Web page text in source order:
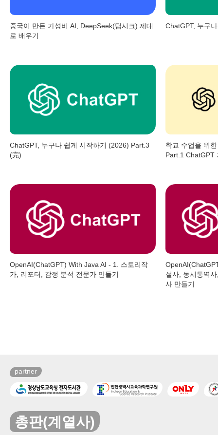
중국이 만든 가성비 AI, DeepSeek(딥시크) 제대
로 배우기
ChatGPT, 누구
ChatGPT, 누구나 쉽게 시작하기 (2026) Part.3
(完)
학교 수업을 위
Part.1 ChatGPT
OpenAI(ChatGPT) With Java AI - 1. 스토리작
가, 리포터, 감정 분석 전문가 만들기
설사, 동시통역
사 만들기
partner
총판(계열사)